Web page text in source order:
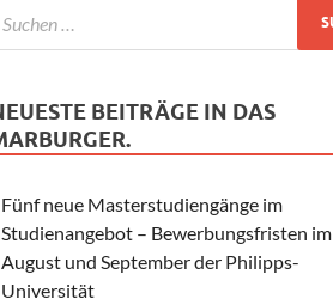
BEITRÄGE IN DAS
Fünf neue Masterstudiengänge im
Studienangebot – Bewerbungsfristen im
August und September der Philipps-
Universität